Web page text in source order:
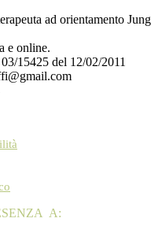
ad orientamento
e online.
15425 del 12/02/2011
A: